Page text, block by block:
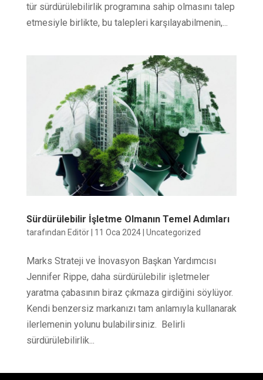
tür sürdürülebilirlik programına sahip olmasını talep
etmesiyle birlikte, bu talepleri karşılayabilmenin,...
Sürdürülebilir İşletme Olmanın Temel Adımları
tarafından Editör| 11 Oca 2024| Uncategorized
Marks Strateji ve İnovasyon Başkan Yardımcısı
Jennifer Rippe, daha sürdürülebilir işletmeler
yaratma çabasının biraz çıkmaza girdiğini söylüyor.
Kendi benzersiz markanızı tam anlamıyla kullanarak
ilerlemenin yolunu bulabilirsiniz. Belirli
sürdürülebilirlik...